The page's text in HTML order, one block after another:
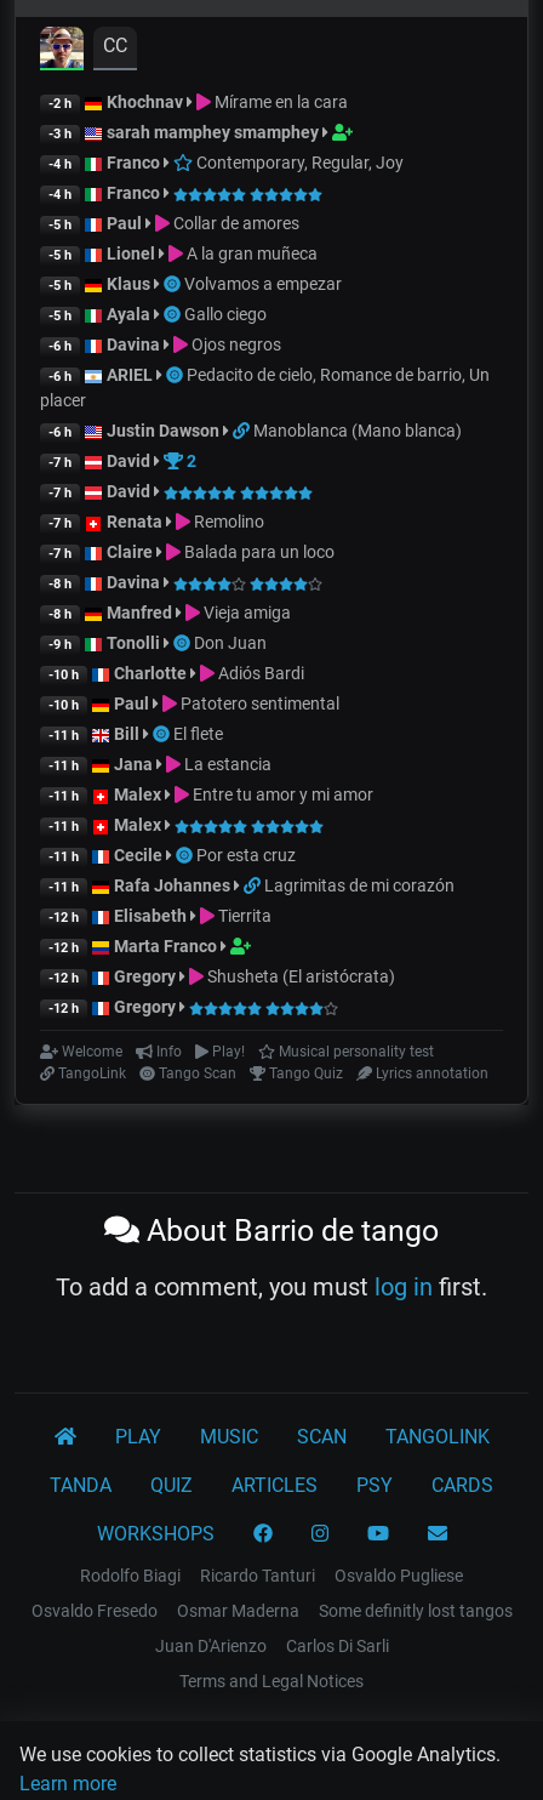
We use cookies to collect statistics via Google Analytics.
Learn more
CC
-2 h Khochnav Mírame en la cara
-3 h sarah mamphey smamphey
-4 h Franco Contemporary, Regular, Joy
-4 h Franco
-5 h Paul Collar de amores
-5 h Lionel A la gran muñeca
-5 h Klaus Volvamos a empezar
-5 h Ayala Gallo ciego
-6 h Davina Ojos negros
-6 h ARIEL
Pedacito de cielo, Romance de barrio, Un
placer
-6 h Justin Dawson Manoblanca (Mano blanca)
-7 h David 2
-7 h David
-7 h Renata Remolino
-7 h Claire Balada para un loco
-8 h Davina
-8 h Manfred Vieja amiga
-9 h Tonolli Don Juan
-10 h Charlotte Adiós Bardi
-10 h Paul Patotero sentimental
-11 h Bill El flete
-11 h Jana La estancia
-11 h Malex Entre tu amor y mi amor
-11 h Malex
-11 h Cecile Por esta cruz
-11 h Rafa Johannes Lagrimitas de mi corazón
-12 h Elisabeth Tierrita
-12 h Marta Franco
-12 h Gregory Shusheta (El aristócrata)
-12 h Gregory
Welcome Info Play!
Musical personality test
TangoLink
Tango Scan Tango Quiz Lyrics annotation
About Barrio de tango
To add a comment, you must log in first.
PLAY MUSIC SCAN TANGOLINK
TANDA QUIZ ARTICLES PSY CARDS
WORKSHOPS
Rodolfo Biagi Ricardo Tanturi
Osvaldo Pugliese
Osvaldo Fresedo
Osmar Maderna
Some definitly lost tangos
Juan D'Arienzo
Carlos Di Sarli
Terms and Legal Notices
EL RECODO TANGO